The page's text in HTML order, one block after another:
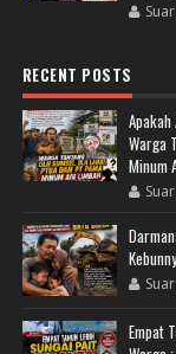
RECENT POSTS
Warga
Minum
Empat